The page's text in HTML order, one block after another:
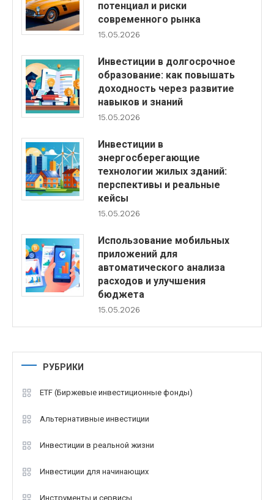
потенциал и риски
современного рынка
15.05.2026
Инвестиции в долгосрочное
образование: как повышать
доходность через развитие
навыков и знаний
15.05.2026
Инвестиции в
энергосберегающие
технологии жилых зданий:
перспективы и реальные
кейсы
15.05.2026
Использование мобильных
приложений для
автоматического анализа
расходов и улучшения
бюджета
15.05.2026
РУБРИКИ
ETF (Биржевые инвестиционные фонды)
Альтернативные инвестиции
Инвестиции в реальной жизни
Инвестиции для начинающих
Инструменты и сервисы